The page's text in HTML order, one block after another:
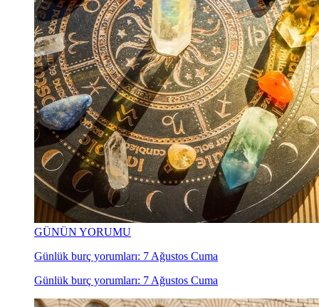
GÜNÜN YORUMU
Günlük burç yorumları: 7 Ağustos Cuma
Günlük burç yorumları: 7 Ağustos Cuma